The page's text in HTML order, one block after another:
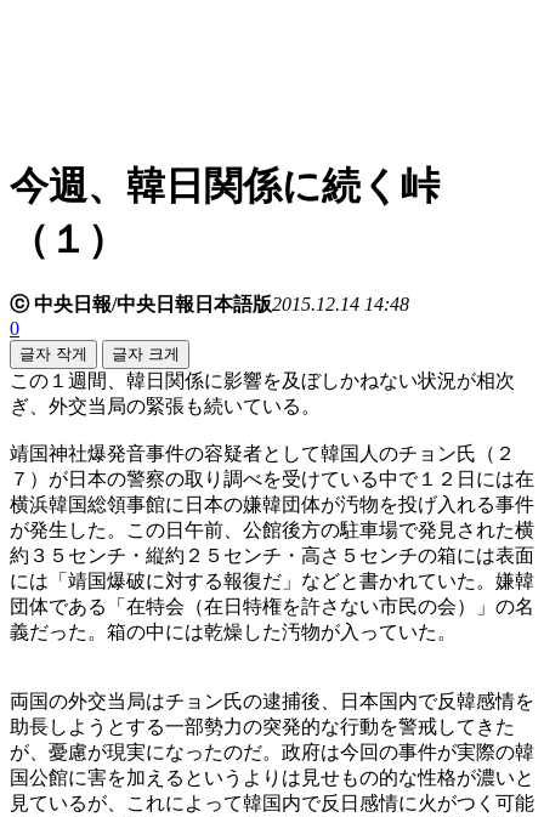
今週、韓日関係に続く峠
（１）
ⓒ 中央日報/中央日報日本語版2015.12.14 14:48
0
글자 작게 글자 크게
この１週間、韓日関係に影響を及ぼしかねない状況が相次
ぎ、外交当局の緊張も続いている。
靖国神社爆発音事件の容疑者として韓国人のチョン氏（２
７）が日本の警察の取り調べを受けている中で１２日には在
横浜韓国総領事館に日本の嫌韓団体が汚物を投げ入れる事件
が発生した。この日午前、公館後方の駐車場で発見された横
約３５センチ・縦約２５センチ・高さ５センチの箱には表面
には「靖国爆破に対する報復だ」などと書かれていた。嫌韓
団体である「在特会（在日特権を許さない市民の会）」の名
義だった。箱の中には乾燥した汚物が入っていた。
両国の外交当局はチョン氏の逮捕後、日本国内で反韓感情を
助長しようとする一部勢力の突発的な行動を警戒してきた
が、憂慮が現実になったのだ。政府は今回の事件が実際の韓
国公館に害を加えるというよりは見せもの的な性格が濃いと
見ているが、これによって韓国内で反日感情に火がつく可能